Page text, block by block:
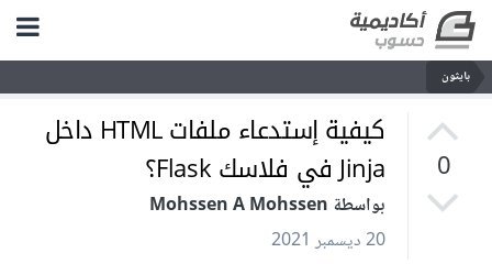
بايثون
0
كيفية إستدعاء ملفات HTML داخل
Jinja في فلاسك Flask؟
بواسطة Mohssen A Mohssen
20 ديسمبر 2021